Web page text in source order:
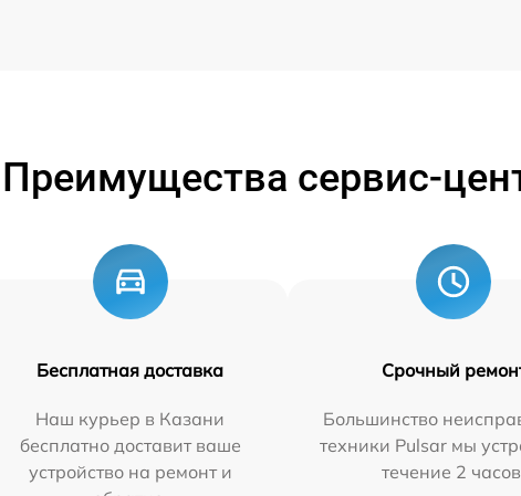
Преимущества сервис-
Бесплатная доставка
Наш курьер в Казани
бесплатно доставит ваше
устройство на ремонт и
Срочный
Большинство
техники Pulsar мы
течение 2